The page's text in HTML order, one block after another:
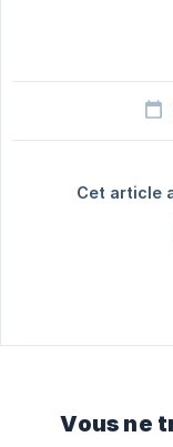
Cet article
Vous ne